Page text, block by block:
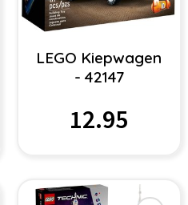
LEGO Kiepwagen
- 42147
12.95